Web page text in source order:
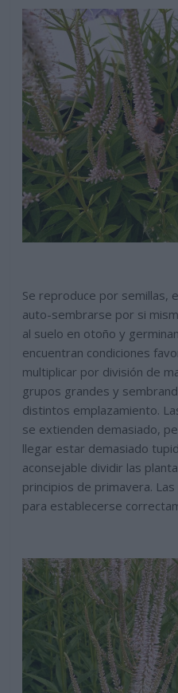
Se reproduce por semillas,
auto-sembrarse por si
al suelo en otoño y
encuentran condiciones
multiplicar por división de
grupos grandes y
distintos emplazamiento.
se extienden demasiado,
llegar estar demasiado
aconsejable dividir las
principios de primavera.
para establecerse